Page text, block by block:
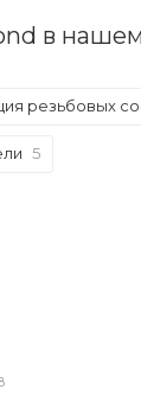
в
резьбовых
5